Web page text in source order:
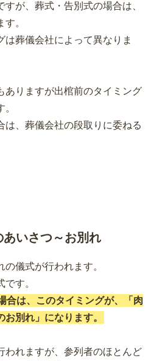
が、葬式・告別式の場合は、
。
は葬儀会社によって異なりま
ありますが出棺前のタイミング
は、葬儀会社の段取りに委ねる
いさつ～お別れ
儀式が行われます。
す。
合は、このタイミングが、「肉
別れ」になります。
われますが、参列者のほとんど